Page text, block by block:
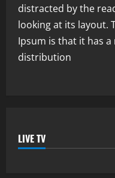
distracted by the
looking at its layout.
Ipsum is that it has
distribution
LIVE TV